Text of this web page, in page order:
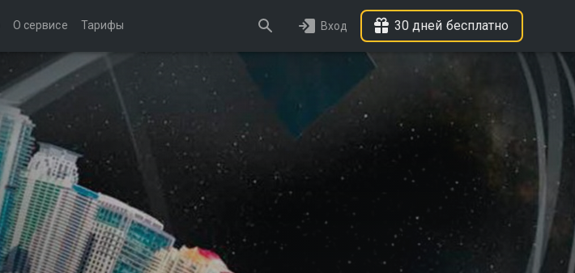
О сервисе Тарифы Вход 30 дней бесплатно